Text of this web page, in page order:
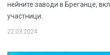
нейните заводи в Бреганце,
участници.
22.03.2024